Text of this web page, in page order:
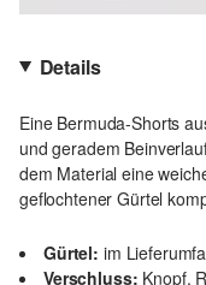
Details
Eine Bermuda-Shorts
und geradem
dem Material eine
geflochtener Gürtel
Gürtel: im
Verschluss: Knopf,